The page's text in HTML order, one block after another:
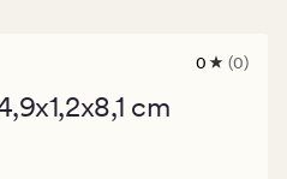
0
0 (0)
cm